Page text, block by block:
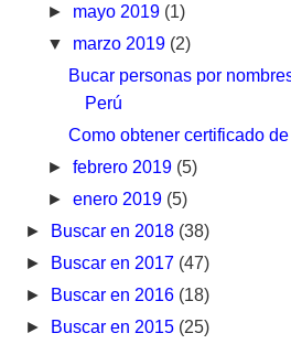
► mayo 2019 (1)
▼ marzo 2019 (2)
Bucar personas por
Perú
Como obtener certificado
► febrero 2019 (5)
► enero 2019 (5)
► Buscar en 2018 (38)
► Buscar en 2017 (47)
► Buscar en 2016 (18)
► Buscar en 2015 (25)